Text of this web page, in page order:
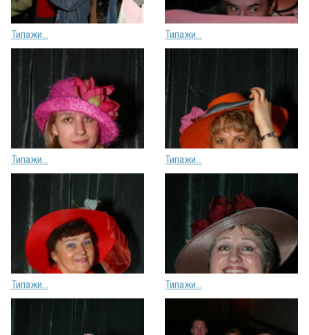
Типажи... Типажи...
Типажи... Типажи...
Типажи... Типажи...